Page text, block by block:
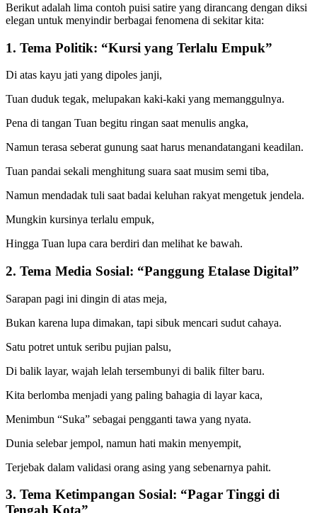
Berikut adalah lima contoh puisi satire yang dirancang dengan diksi
elegan untuk menyindir berbagai fenomena di sekitar kita:
1. Tema Politik: “Kursi yang Terlalu Empuk”
Di atas kayu jati yang dipoles janji,
Tuan duduk tegak, melupakan kaki-kaki yang memanggulnya.
Pena di tangan Tuan begitu ringan saat menulis angka,
Namun terasa seberat gunung saat harus menandatangani keadilan.
Tuan pandai sekali menghitung suara saat musim semi tiba,
Namun mendadak tuli saat badai keluhan rakyat mengetuk jendela.
Mungkin kursinya terlalu empuk,
Hingga Tuan lupa cara berdiri dan melihat ke bawah.
2. Tema Media Sosial: “Panggung Etalase Digital”
Sarapan pagi ini dingin di atas meja,
Bukan karena lupa dimakan, tapi sibuk mencari sudut cahaya.
Satu potret untuk seribu pujian palsu,
Di balik layar, wajah lelah tersembunyi di balik filter baru.
Kita berlomba menjadi yang paling bahagia di layar kaca,
Menimbun “Suka” sebagai pengganti tawa yang nyata.
Dunia selebar jempol, namun hati makin menyempit,
Terjebak dalam validasi orang asing yang sebenarnya pahit.
3. Tema Ketimpangan Sosial: “Pagar Tinggi di